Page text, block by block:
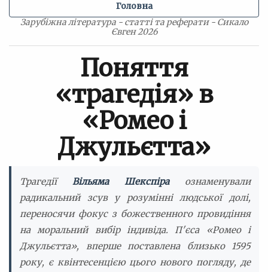
Зарубіжна література - статті та реферати - Сикало
Євген 2026
Головна
Поняття
«трагедія» в
«Ромео і
Джульєтта»
Трагедії Вільяма Шекспіраознаменували
радикальний зсув у розумінні людської долі,
переносячи фокус з божественного провидіння
на моральний вибір індивіда. П'єса «Ромео і
Джульєтта», вперше поставлена близько 1595
року, є квінтесенцією цього нового погляду, де